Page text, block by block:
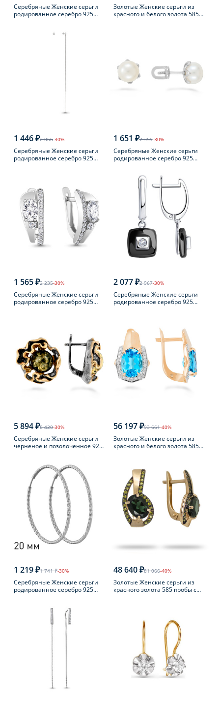
Серебряные Женские серьги
родированное серебро 925
Золотые Женские серьги из
красного и белого золота 585
1 446 ₽2 066-30%
Серебряные Женские серьги
родированное серебро 925
1 651 ₽2 359-30%
Серебряные Женские серьги
родированное серебро 925
1 565 ₽2 235-30%
Серебряные Женские серьги
родированное серебро 925
2 077 ₽2 967-30%
Серебряные Женские серьги
родированное серебро 925
5 894 ₽8 420-30%
Серебряные Женские серьги
черненое и позолоченное 925
56 197 ₽93 661-40%
Золотые Женские серьги из
красного и белого золота 585
1 219 ₽1 741 ₽-30%
Серебряные Женские серьги
родированное серебро 925
48 640 ₽81 066-40%
Золотые Женские серьги из
красного золота 585 пробы с